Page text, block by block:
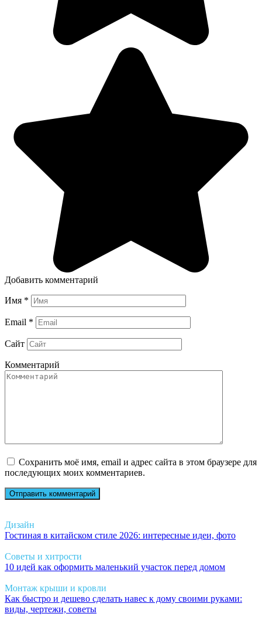
Добавить комментарий
Имя *
Email *
Сайт
Комментарий
Сохранить моё имя, email и адрес сайта в этом браузере для
последующих моих комментариев.
Дизайн
Гостиная в китайском стиле 2026: интересные идеи, фото
Советы и хитрости
10 идей как оформить маленький участок перед домом
Монтаж крыши и кровли
Как быстро и дешево сделать навес к дому своими руками:
виды, чертежи, советы